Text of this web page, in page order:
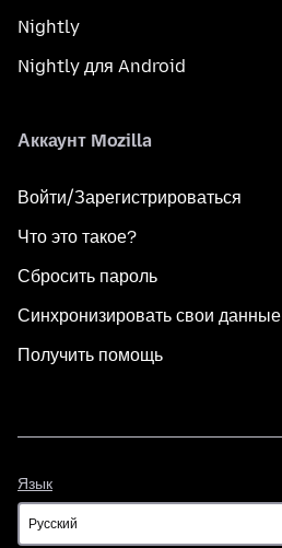
Nightly
Nightly для Android
Аккаунт Mozilla
Войти/Зарегистрироваться
Что это такое?
Сбросить пароль
Синхронизировать свои данные
Получить помощь
Язык